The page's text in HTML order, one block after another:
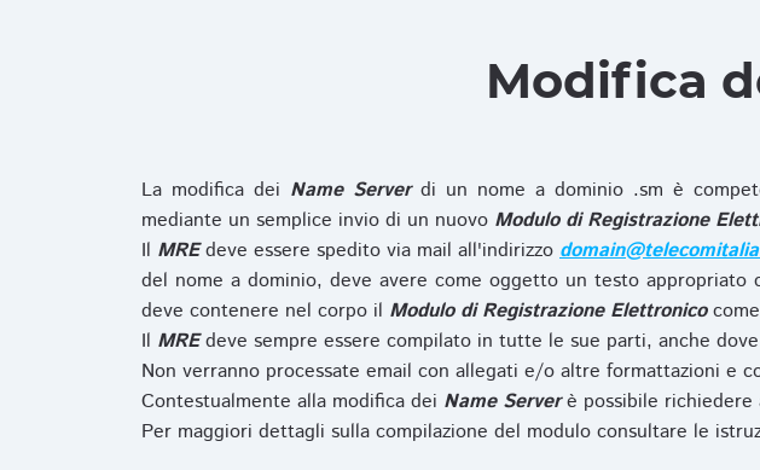
Modifica
La modifica dei Name Serverdi un nome a dominio .sm è
mediante un semplice invio di un nuovo Modulo di Registrazione
Il MREdeve essere spedito via mail all'indirizzo
del nome a dominio, deve avere come oggetto un testo appropriato
deve contenere nel corpo il Modulo di Registrazione Elettronico
Il MREdeve sempre essere compilato in tutte le sue parti, anche
Non verranno processate email con allegati e/o altre formattazioni e
Contestualmente alla modifica dei Name Serverè possibile richiedere
Per maggiori dettagli sulla compilazione del modulo consultare le